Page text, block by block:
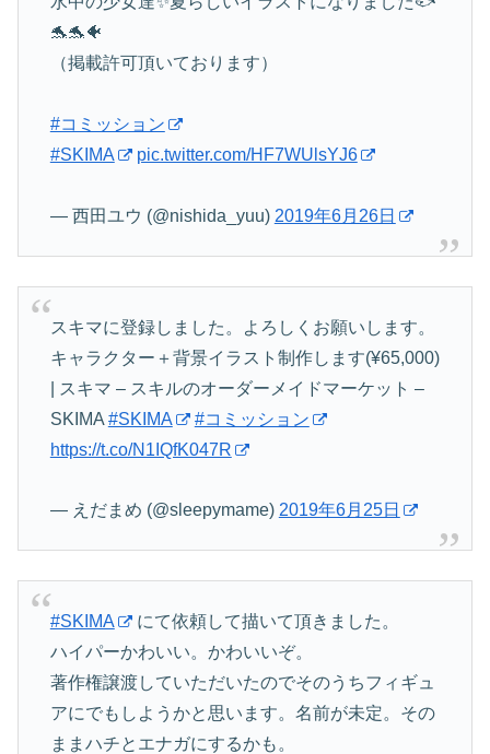
🐬🐬🐠
（掲載許可頂いております）
#コミッション
#SKIMA
pic.twitter.com/HF7WUlsYJ6
— 西田ユウ (@nishida_yuu) 2019年6月26日
スキマに登録しました。よろしくお願いします。
キャラクター＋背景イラスト制作します(¥65,000)
| スキマ – スキルのオーダーメイドマーケット –
SKIMA #SKIMA
#コミッション
https://t.co/N1IQfK047R
— えだまめ (@sleepymame) 2019年6月25日
#SKIMA
にて依頼して描いて頂きました。
ハイパーかわいい。かわいいぞ。
著作権譲渡していただいたのでそのうちフィギュ
アにでもしようかと思います。名前が未定。その
ままハチとエナガにするかも。